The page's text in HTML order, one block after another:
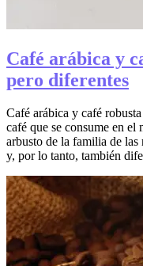
Café arábica y
pero diferentes
Café arábica y café
café que se consume en
arbusto de la familia de
y, por lo tanto, también